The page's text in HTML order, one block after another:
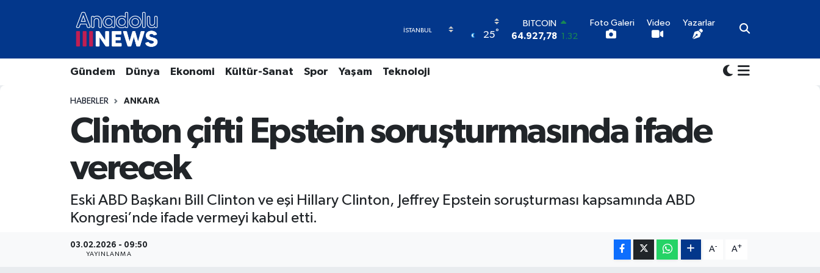
25°
DOLAR
47,5894 0.08
BİST100
13.703
11
Foto Galeri Video Yazarlar
Gündem Dünya Ekonomi Kültür-Sanat Spor Yaşam Teknoloji
HABERLER ANKARA
Clinton çifti Epstein soruşturmasında ifade
verecek
Eski ABD Başkanı Bill Clinton ve eşi Hillary Clinton, Jeffrey Epstein soruşturması kapsamında ABD
Kongresi’nde ifade vermeyi kabul etti.
03.02.2026 - 09:50
YAYINLANMA
A- A+
Hava Durumu
Trafik Durumu
Tüm Manşetler
Son Dakika Haberleri
Haber Arşivi